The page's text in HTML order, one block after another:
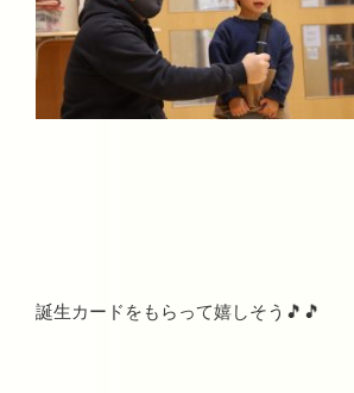
誕生カードをもらって嬉しそう🎵🎵